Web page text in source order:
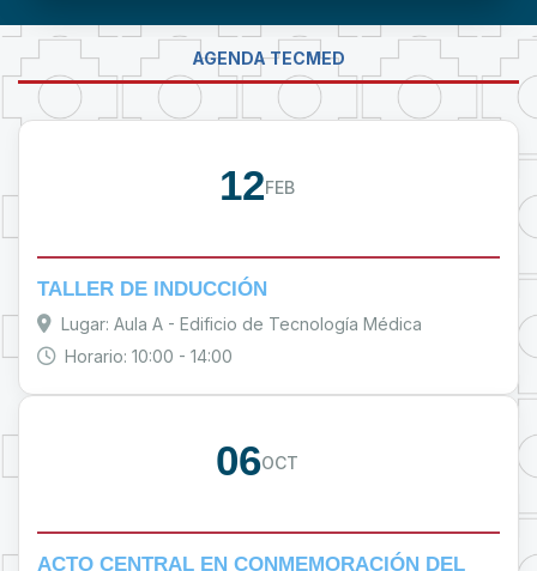
LABORATORIO DE INVESTIGACIÓN -
PROUMSA
AGENDA TECMED
12FEB
TALLER DE INDUCCIÓN
Lugar: Aula A - Edificio de Tecnología Médica
Horario: 10:00 - 14:00
06OCT
ACTO CENTRAL EN CONMEMORACIÓN DEL